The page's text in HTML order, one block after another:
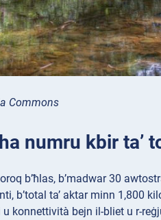
Commons
numru kbir ta’
b’ħlas, b’madwar 30
b’total ta’ aktar minn 1,800
konnettività bejn il-bliet u r-